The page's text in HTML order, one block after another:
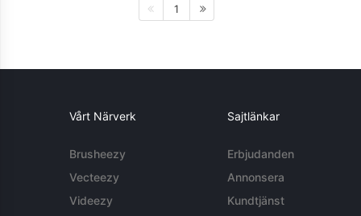
1
Vårt Närverk
Brusheezy
Vecteezy
Videezy
Sajtlänkar
Erbjudanden
Annonsera
Kundtjänst